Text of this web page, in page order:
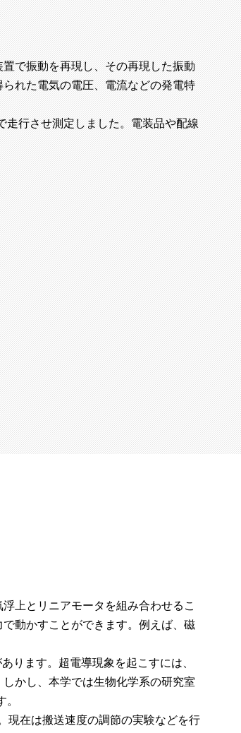
で振動を再現し、その再現した振動
れた電気の電圧、電流などの発電特
行させ測定しました。電装品や配線
上とリニアモータを組み合わせるこ
動かすことができます。例えば、磁
ります。超電導現象を起こすには、
かし、本学では生物化学系の研究室
現在は搬送速度の調節の実験などを行